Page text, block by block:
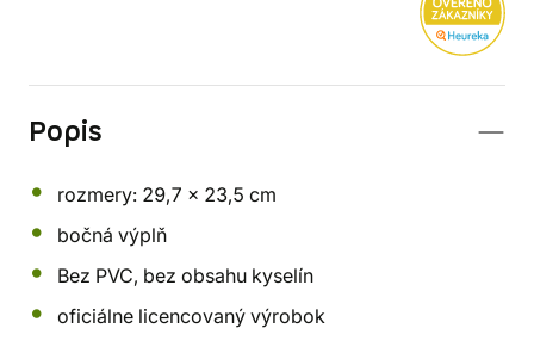
Popis
rozmery: 29,7 x 23,5 cm
bočná výplň
Bez PVC, bez obsahu kyselín
oficiálne licencovaný výrobok